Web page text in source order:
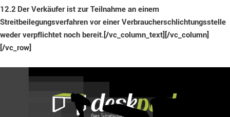
12.2 Der Verkäufer ist zur Teilnahme an einem
Streitbeilegungsverfahren vor einer Verbraucherschlichtungsstelle
weder verpflichtet noch bereit.[/vc_column_text][/vc_column]
[/vc_row]